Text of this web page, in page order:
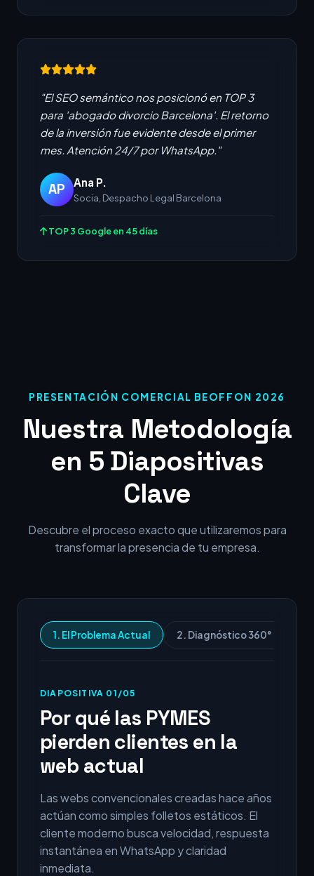
"El SEO semántico nos posicionó en TOP 3
para 'abogado divorcio Barcelona'. El retorno
de la inversión fue evidente desde el primer
mes. Atención 24/7 por WhatsApp."
AP Ana P.
Socia, Despacho Legal Barcelona
TOP 3 Google en 45 días
PRESENTACIÓN COMERCIAL BEOFFON 2026
Nuestra Metodología
en 5 Diapositivas
Clave
Descubre el proceso exacto que utilizaremos para
transformar la presencia de tu empresa.
1. El Problema Actual 2. Diagnóstico 360°
DIAPOSITIVA 01/05
Por qué las PYMES
pierden clientes en la
web actual
Las webs convencionales creadas hace años
actúan como simples folletos estáticos. El
cliente moderno busca velocidad, respuesta
instantánea en WhatsApp y claridad
inmediata.